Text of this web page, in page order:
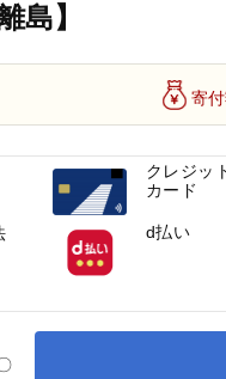
島】
寄
クレジッ
カード
d払い